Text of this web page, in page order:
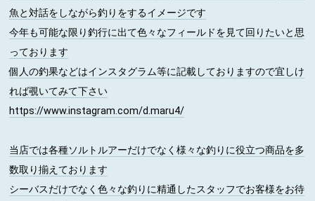
魚と対話をしながら釣りをするイメージです
今年も可能な限り釣行に出て色々なフィールドを見て回りたいと思
っております
個人の釣果などはインスタグラム等に記載しておりますので宜しけ
れば覗いてみて下さい
https://www.instagram.com/d.maru4/
当店では各種ソルトルアーだけでなく様々な釣りに役立つ商品を多
数取り揃えております
シーバスだけでなく色々な釣りに精通したスタッフでお客様をお待